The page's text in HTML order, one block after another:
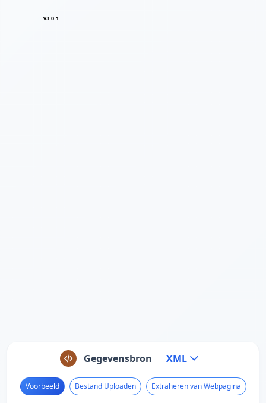
v3.0.1
Gegevensbron XML
Voorbeeld Bestand Uploaden Extraheren van Webpagina